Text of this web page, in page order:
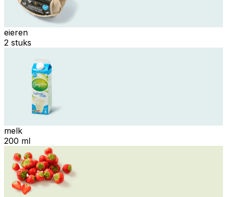
eieren
2 stuks
melk
200 ml